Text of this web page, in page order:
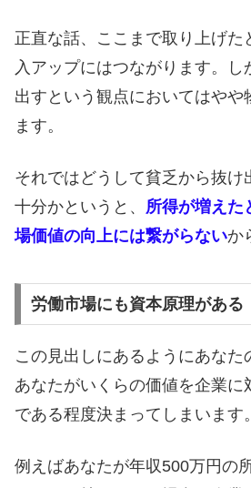
正直な話、ここまで取り上げた
入アップにはつながります。し
出すという観点においてはやや
ます。
それではどうして貧乏から抜け
十分かというと、 所得が増えた
場価値の向上には繋がらないか
労働市場にも資本原理がある
この見出しにあるようにあなた
あなたがいくらの価値を企業に
である程度決まってしまいます。
例えばあなたが年収500万円の